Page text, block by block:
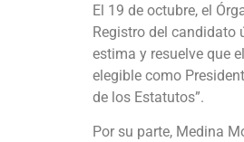
El 19 de octubre, el
Registro del candidato
estima y resuelve que
elegible como
de los Estatutos”.
Por su parte, Medina